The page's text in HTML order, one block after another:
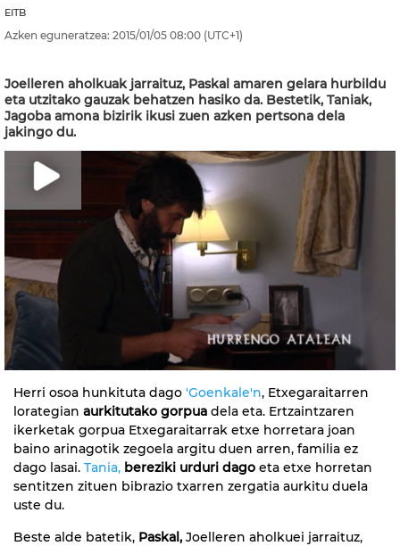
EITB
Azken eguneratzea: 2015/01/05 08:00 (UTC+1)
Joelleren aholkuak jarraituz, Paskal amaren gelara hurbildu
eta utzitako gauzak behatzen hasiko da. Bestetik, Taniak,
Jagoba amona bizirik ikusi zuen azken pertsona dela
jakingo du.
Herri osoa hunkituta dago 'Goenkale'n, Etxegaraitarren
lorategian aurkitutako gorpua dela eta. Ertzaintzaren
ikerketak gorpua Etxegaraitarrak etxe horretara joan
baino arinagotik zegoela argitu duen arren, familia ez
dago lasai. Tania, bereziki urduri dago eta etxe horretan
sentitzen zituen bibrazio txarren zergatia aurkitu duela
uste du.
Beste alde batetik, Paskal, Joelleren aholkuei jarraituz,